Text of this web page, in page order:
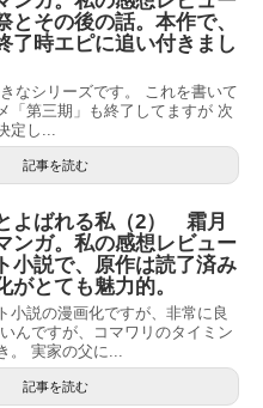
とその後の話。本作で、
了時エピに追い付きまし
なシリーズです。 これを書いて
「第三期」も終了してますが 次
定し...
記事を読む
よばれる私（2） 霜月
ガ。私の感想レビュー
小説で、原作は読了済み
がとても魅力的。
小説の漫画化ですが、非常に良
んですが、コマワリのタイミン
。 実家の父に...
記事を読む